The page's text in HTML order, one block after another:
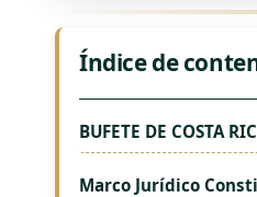
Índice de
BUFETE DE COSTA
Marco Jurídico